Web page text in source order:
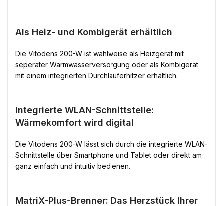
Als Heiz- und Kombigerät erhältlich
Die Vitodens 200-W ist wahlweise als Heizgerät mit
seperater Warmwasserversorgung oder als Kombigerät
mit einem integrierten Durchlauferhitzer erhältlich.
Integrierte WLAN-Schnittstelle:
Wärmekomfort wird digital
Die Vitodens 200-W lässt sich durch die integrierte WLAN-
Schnittstelle über Smartphone und Tablet oder direkt am
ganz einfach und intuitiv bedienen.
MatriX-Plus-Brenner: Das Herzstück Ihrer